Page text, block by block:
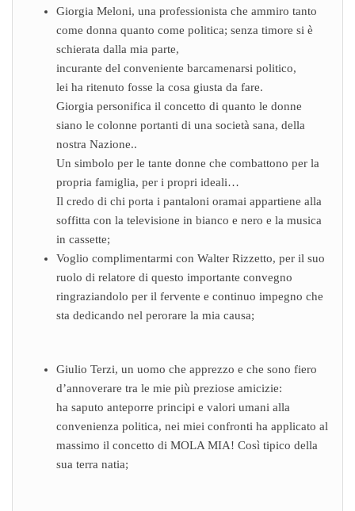
Giorgia Meloni, una professionista che ammiro tanto
come donna quanto come politica; senza timore si è
schierata dalla mia parte,
incurante del conveniente barcamenarsi politico,
lei ha ritenuto fosse la cosa giusta da fare.
Giorgia personifica il concetto di quanto le donne
siano le colonne portanti di una società sana, della
nostra Nazione..
Un simbolo per le tante donne che combattono per la
propria famiglia, per i propri ideali…
Il credo di chi porta i pantaloni oramai appartiene alla
soffitta con la televisione in bianco e nero e la musica
in cassette;
Voglio complimentarmi con Walter Rizzetto, per il suo
ruolo di relatore di questo importante convegno
ringraziandolo per il fervente e continuo impegno che
sta dedicando nel perorare la mia causa;
Giulio Terzi, un uomo che apprezzo e che sono fiero
d’annoverare tra le mie più preziose amicizie:
ha saputo anteporre principi e valori umani alla
convenienza politica, nei miei confronti ha applicato al
massimo il concetto di MOLA MIA! Così tipico della
sua terra natia;